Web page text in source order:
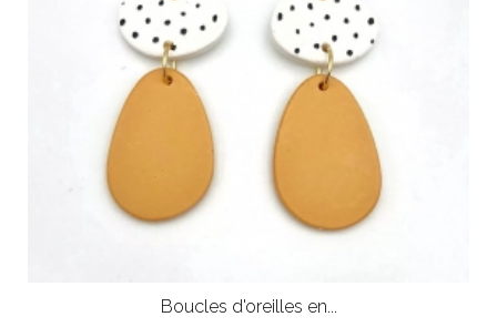
Boucles d'oreilles en...